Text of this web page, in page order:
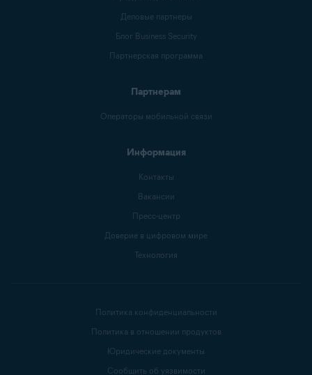
Деловые партнеры
Блог Business Security
Партнерская программа
Партнерам
Операторы мобильной связи
Информация
Контакты
Вакансии
Пресс-центр
Доверие в цифровом мире
Технология
Политика конфиденциальности
Политика в отношении продуктов
Юридические документы
Сообщить об уязвимости